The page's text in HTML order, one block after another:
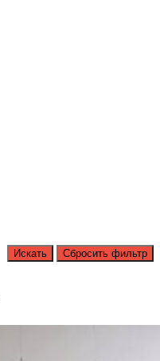
Искать Сбросить фильтр